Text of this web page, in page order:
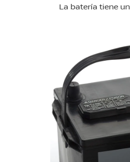
La batería tiene